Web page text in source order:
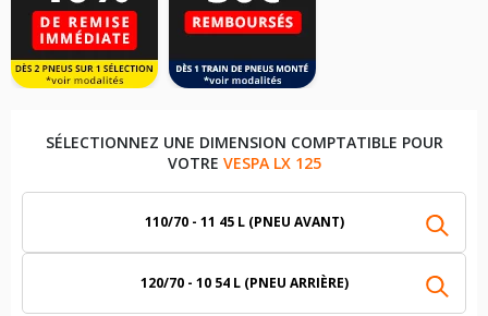
SÉLECTIONNEZ UNE DIMENSION COMPTATIBLE POUR
VOTRE VESPA LX 125
110/70 - 11 45 L (PNEU AVANT)
120/70 - 10 54 L (PNEU ARRIÈRE)